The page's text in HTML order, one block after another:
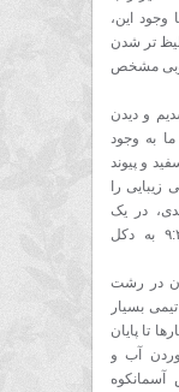
این،
تر شدن
مشخص
و دیدن
به وجود
و پیوند
زیبایی را
در یک
زمانبندی خوب صعود کردیم. ساعت ۹:۳۰ به دکل
در رشت
بسیار
تا پایان
آب و